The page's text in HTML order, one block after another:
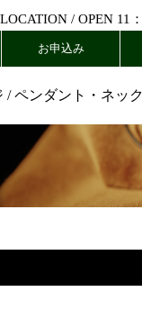
LOCATION/ OPEN 11
お申込み
/ペンダント・ネッ